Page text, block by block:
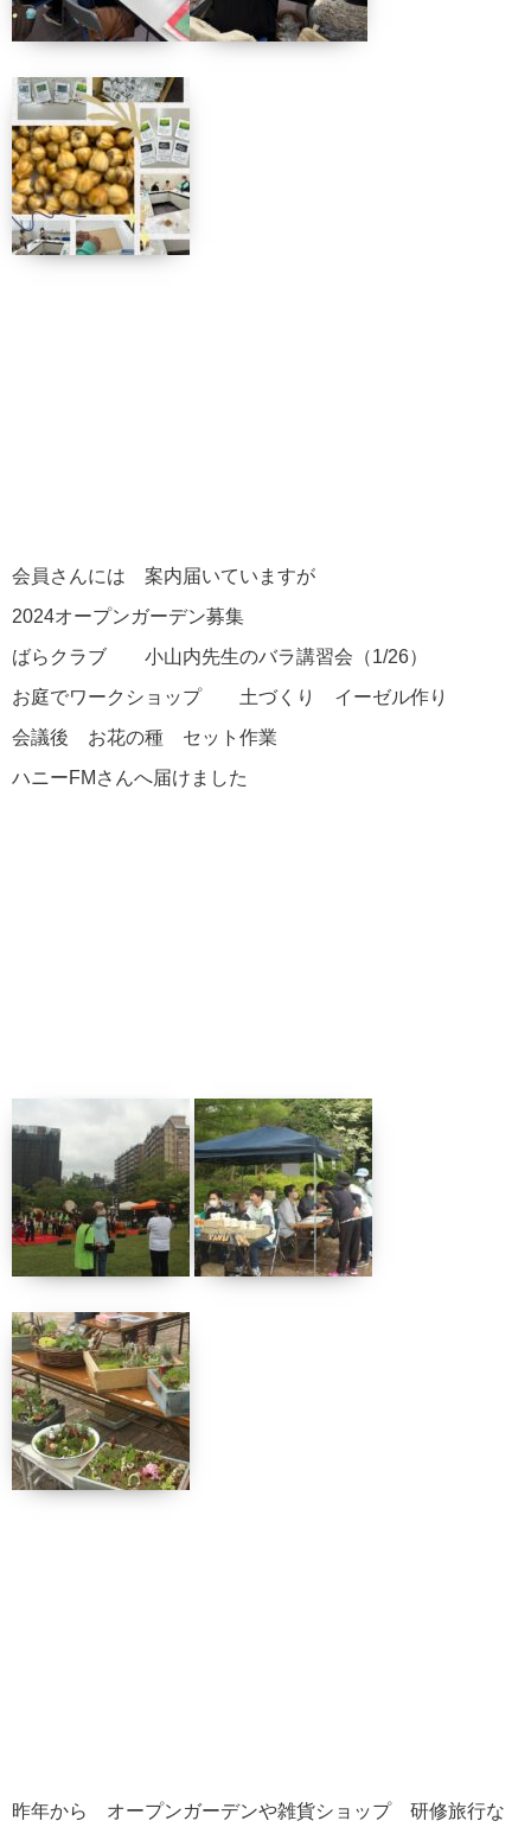
会員さんには 案内届いていますが
2024オープンガーデン募集
ばらクラブ 小山内先生のバラ講習会（1/26）
お庭でワークショップ 土づくり イーゼル作り
会議後 お花の種 セット作業
ハニーFMさんへ届けました
昨年から オープンガーデンや雑貨ショップ 研修旅行な